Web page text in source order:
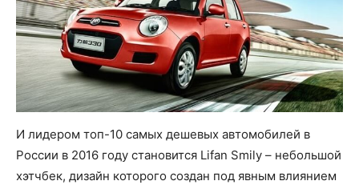
И лидером топ-10 самых дешевых автомобилей в
России в 2016 году становится Lifan Smily – небольшой
хэтчбек, дизайн которого создан под явным влиянием